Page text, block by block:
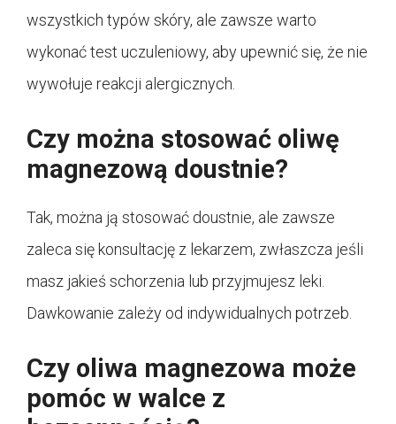
wszystkich typów skóry, ale zawsze warto
wykonać test uczuleniowy, aby upewnić się, że nie
wywołuje reakcji alergicznych.
Czy można stosować oliwę
magnezową doustnie?
Tak, można ją stosować doustnie, ale zawsze
zaleca się konsultację z lekarzem, zwłaszcza jeśli
masz jakieś schorzenia lub przyjmujesz leki.
Dawkowanie zależy od indywidualnych potrzeb.
Czy oliwa magnezowa może
pomóc w walce z